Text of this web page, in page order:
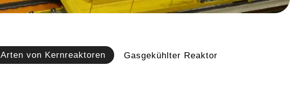
Arten von Kernreaktoren Gasgekühlter Reaktor